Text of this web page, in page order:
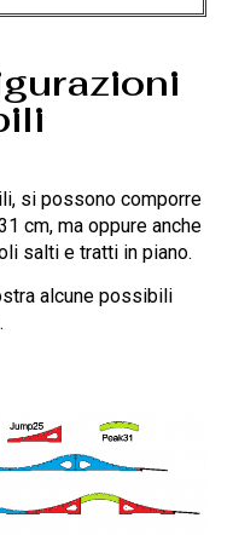
si possono comporre
cm, ma oppure anche
salti e tratti in piano.
alcune possibili